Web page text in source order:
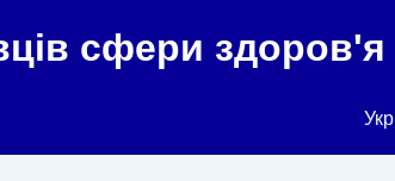
сфери здоров'я
Укр